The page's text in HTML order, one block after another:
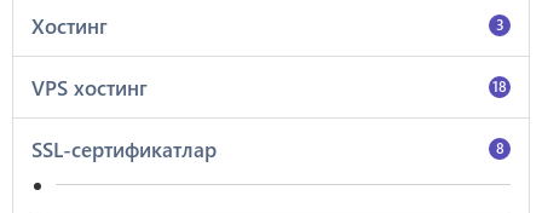
Хостинг 3
VPS хостинг 18
SSL-сертификатлар 8